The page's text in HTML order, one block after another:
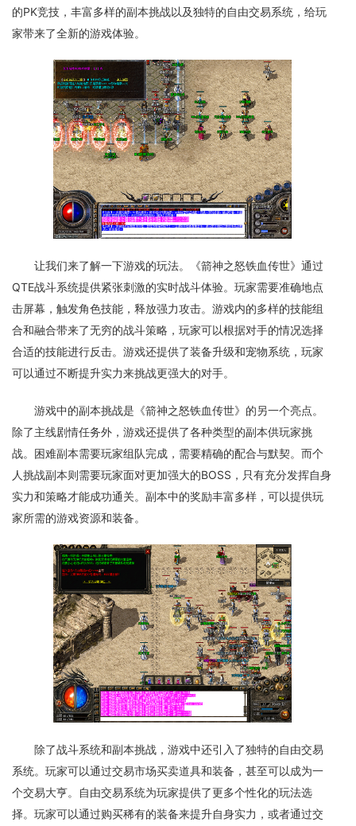
的PK竞技，丰富多样的副本挑战以及独特的自由交易系统，给玩
家带来了全新的游戏体验。
让我们来了解一下游戏的玩法。《箭神之怒铁血传世》通过
QTE战斗系统提供紧张刺激的实时战斗体验。玩家需要准确地点
击屏幕，触发角色技能，释放强力攻击。游戏内的多样的技能组
合和融合带来了无穷的战斗策略，玩家可以根据对手的情况选择
合适的技能进行反击。游戏还提供了装备升级和宠物系统，玩家
可以通过不断提升实力来挑战更强大的对手。
游戏中的副本挑战是《箭神之怒铁血传世》的另一个亮点。
除了主线剧情任务外，游戏还提供了各种类型的副本供玩家挑
战。困难副本需要玩家组队完成，需要精确的配合与默契。而个
人挑战副本则需要玩家面对更加强大的BOSS，只有充分发挥自身
实力和策略才能成功通关。副本中的奖励丰富多样，可以提供玩
家所需的游戏资源和装备。
除了战斗系统和副本挑战，游戏中还引入了独特的自由交易
系统。玩家可以通过交易市场买卖道具和装备，甚至可以成为一
个交易大亨。自由交易系统为玩家提供了更多个性化的玩法选
择。玩家可以通过购买稀有的装备来提升自身实力，或者通过交